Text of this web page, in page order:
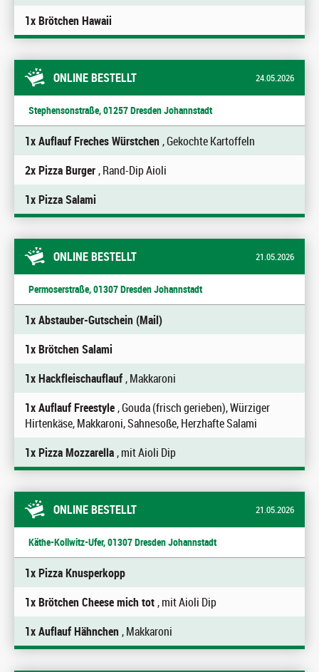
1x Brötchen Hawaii
ONLINE BESTELLT 24.05.2026
Stephensonstraße, 01257 Dresden Johannstadt
1x Auflauf Freches Würstchen, Gekochte Kartoffeln
2x Pizza Burger, Rand-Dip Aioli
1x Pizza Salami
ONLINE BESTELLT 21.05.2026
Permoserstraße, 01307 Dresden Johannstadt
1x Abstauber-Gutschein (Mail)
1x Brötchen Salami
1x Hackfleischauflauf, Makkaroni
1x Auflauf Freestyle, Gouda (frisch gerieben), Würziger
Hirtenkäse, Makkaroni, Sahnesoße, Herzhafte Salami
1x Pizza Mozzarella, mit Aioli Dip
ONLINE BESTELLT 21.05.2026
Käthe-Kollwitz-Ufer, 01307 Dresden Johannstadt
1x Pizza Knusperkopp
1x Brötchen Cheese mich tot, mit Aioli Dip
1x Auflauf Hähnchen, Makkaroni